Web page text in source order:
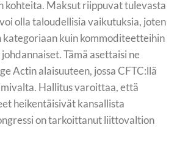
kohteita. Maksut riippuvat tulevasta
olla taloudellisia vaikutuksia, joten
kategoriaan kuin kommoditeetteihin
Tämä asettaisi ne
Actin alaisuuteen, jossa CFTC:llä
Hallitus varoittaa, että
heikentäisivät kansallista
on tarkoittanut liittovaltion